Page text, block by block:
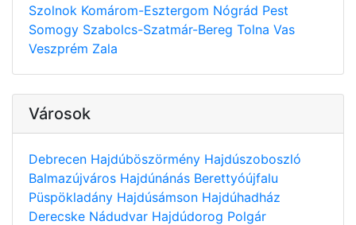
Szolnok Komárom-Esztergom Nógrád Pest
Somogy Szabolcs-Szatmár-Bereg Tolna Vas
Veszprém Zala
Városok
Debrecen Hajdúböszörmény Hajdúszoboszló
Balmazújváros Hajdúnánás Berettyóújfalu
Püspökladány Hajdúsámson Hajdúhadház
Derecske Nádudvar Hajdúdorog Polgár